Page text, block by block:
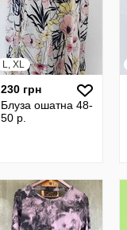
L, XL
230 грн
Блуза ошатна 48-
50 р.